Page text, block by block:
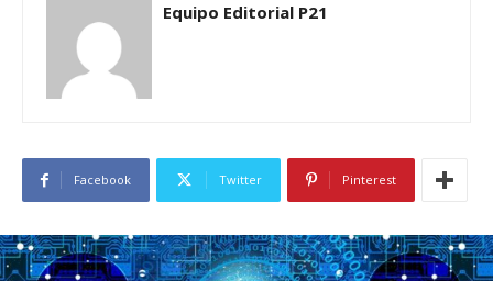
Equipo Editorial P21
Facebook Twitter Pinterest